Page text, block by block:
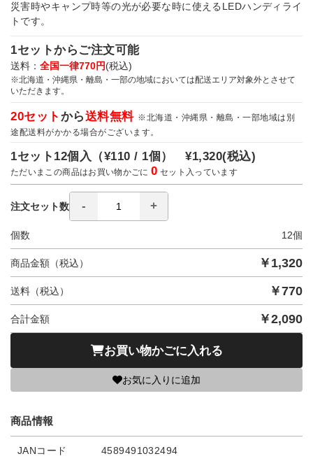
災害時やキャンプ時等の光が必要な時に使えるLEDハンディライ
トです。
1セットからご注文可能
送料： 全国一律770円(税込)
※北海道・沖縄県・離島・一部の地域においては配送エリア対象外とさせて
いただきます。
20セット から送料無料 ※北海道・沖縄県・離島・一部地域は別
途配送料がかかる場合がございます。
1セット12個入（¥110 / 1個）¥1,320(税込)
ただいまこの商品はお買い物かごに0 セット入っています
注文セット数
個数 12個
商品金額（税込） ￥ 1,320
送料（税込） ￥770
合計金額 ￥2,090
お買い物かごに入れる
お気に入りに追加
商品情報
JANコード 4589491032494